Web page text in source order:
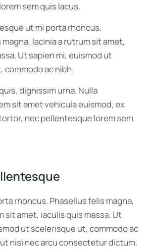
sem quis lacus.
ut mi porta rhoncus.
lacinia a rutrum sit amet,
Ut sapien mi, euismod ut
commodo ac nibh.
dignissim urna. Nulla
sit amet vehicula euismod, ex
nec pellentesque lorem sem
rhoncus. Phasellus felis magna,
sit amet, iaculis quis massa. Ut
ut scelerisque ut, commodo ac
nisi nec arcu consectetur dictum.